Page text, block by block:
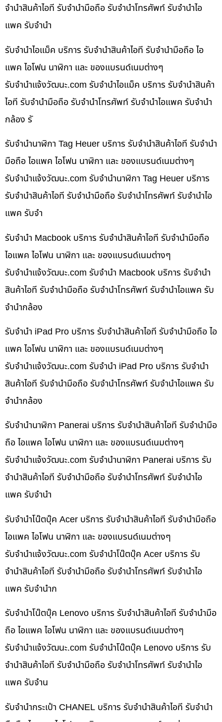
จำนำสินค้าไอที รับจำนำมือถือ รับจำนำโทรศัพท์ รับจำนำไอ
แพค รับจำนำ
รับจำนำไอแม็ค บริการ รับจำนำสินค้าไอที รับจำนำมือถือ ไอ
แพค ไอโฟน นาฬิกา และ ของแบรนด์เนมต่างๆ
รับจํานําแจ้งวัฒนะ.com รับจำนำไอแม็ค บริการ รับจำนำสินค้า
ไอที รับจำนำมือถือ รับจำนำโทรศัพท์ รับจำนำไอแพค รับจำนำ
กล้อง รั
รับจำนำนาฬิกา Tag Heuer บริการ รับจำนำสินค้าไอที รับจำนำ
มือถือ ไอแพค ไอโฟน นาฬิกา และ ของแบรนด์เนมต่างๆ
รับจํานําแจ้งวัฒนะ.com รับจำนำนาฬิกา Tag Heuer บริการ
รับจำนำสินค้าไอที รับจำนำมือถือ รับจำนำโทรศัพท์ รับจำนำไอ
แพค รับจำ
รับจำนำ Macbook บริการ รับจำนำสินค้าไอที รับจำนำมือถือ
ไอแพค ไอโฟน นาฬิกา และ ของแบรนด์เนมต่างๆ
รับจํานําแจ้งวัฒนะ.com รับจำนำ Macbook บริการ รับจำนำ
สินค้าไอที รับจำนำมือถือ รับจำนำโทรศัพท์ รับจำนำไอแพค รับ
จำนำกล้อง
รับจำนำ iPad Pro บริการ รับจำนำสินค้าไอที รับจำนำมือถือ ไอ
แพค ไอโฟน นาฬิกา และ ของแบรนด์เนมต่างๆ
รับจํานําแจ้งวัฒนะ.com รับจำนำ iPad Pro บริการ รับจำนำ
สินค้าไอที รับจำนำมือถือ รับจำนำโทรศัพท์ รับจำนำไอแพค รับ
จำนำกล้อง
รับจำนำนาฬิกา Panerai บริการ รับจำนำสินค้าไอที รับจำนำมือ
ถือ ไอแพค ไอโฟน นาฬิกา และ ของแบรนด์เนมต่างๆ
รับจํานําแจ้งวัฒนะ.com รับจำนำนาฬิกา Panerai บริการ รับ
จำนำสินค้าไอที รับจำนำมือถือ รับจำนำโทรศัพท์ รับจำนำไอ
แพค รับจำนำ
รับจำนำโน๊ตบุ๊ค Acer บริการ รับจำนำสินค้าไอที รับจำนำมือถือ
ไอแพค ไอโฟน นาฬิกา และ ของแบรนด์เนมต่างๆ
รับจํานําแจ้งวัฒนะ.com รับจำนำโน๊ตบุ๊ค Acer บริการ รับ
จำนำสินค้าไอที รับจำนำมือถือ รับจำนำโทรศัพท์ รับจำนำไอ
แพค รับจำนำก
รับจำนำโน๊ตบุ๊ค Lenovo บริการ รับจำนำสินค้าไอที รับจำนำมือ
ถือ ไอแพค ไอโฟน นาฬิกา และ ของแบรนด์เนมต่างๆ
รับจํานําแจ้งวัฒนะ.com รับจำนำโน๊ตบุ๊ค Lenovo บริการ รับ
จำนำสินค้าไอที รับจำนำมือถือ รับจำนำโทรศัพท์ รับจำนำไอ
แพค รับจำน
รับจำนำกระเป๋า CHANEL บริการ รับจำนำสินค้าไอที รับจำนำ